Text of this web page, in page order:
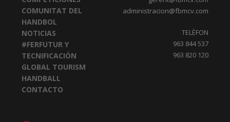
COMUNITAT DEL
HANDBOL
NOTICIAS
#FERFUTUR Y
TECNIFICACIÓN
GLOBAL TOURISM
HANDBALL
CONTACTO
administracion@fbmcv.com
TELÈFON
963 844 537
963 820 120